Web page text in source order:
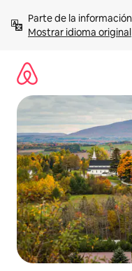
contenidoMostrar idioma original